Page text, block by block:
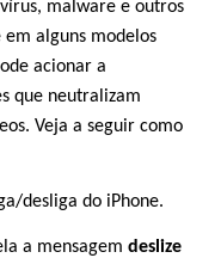
malware e outros
em alguns modelos
acionar a
que neutralizam
Veja a seguir como
desliga do iPhone.
a mensagem deslize